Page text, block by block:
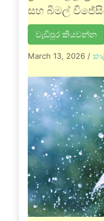
සහ බිමල්
වැඩිපුර කියවන්න
March 13, 2026 /